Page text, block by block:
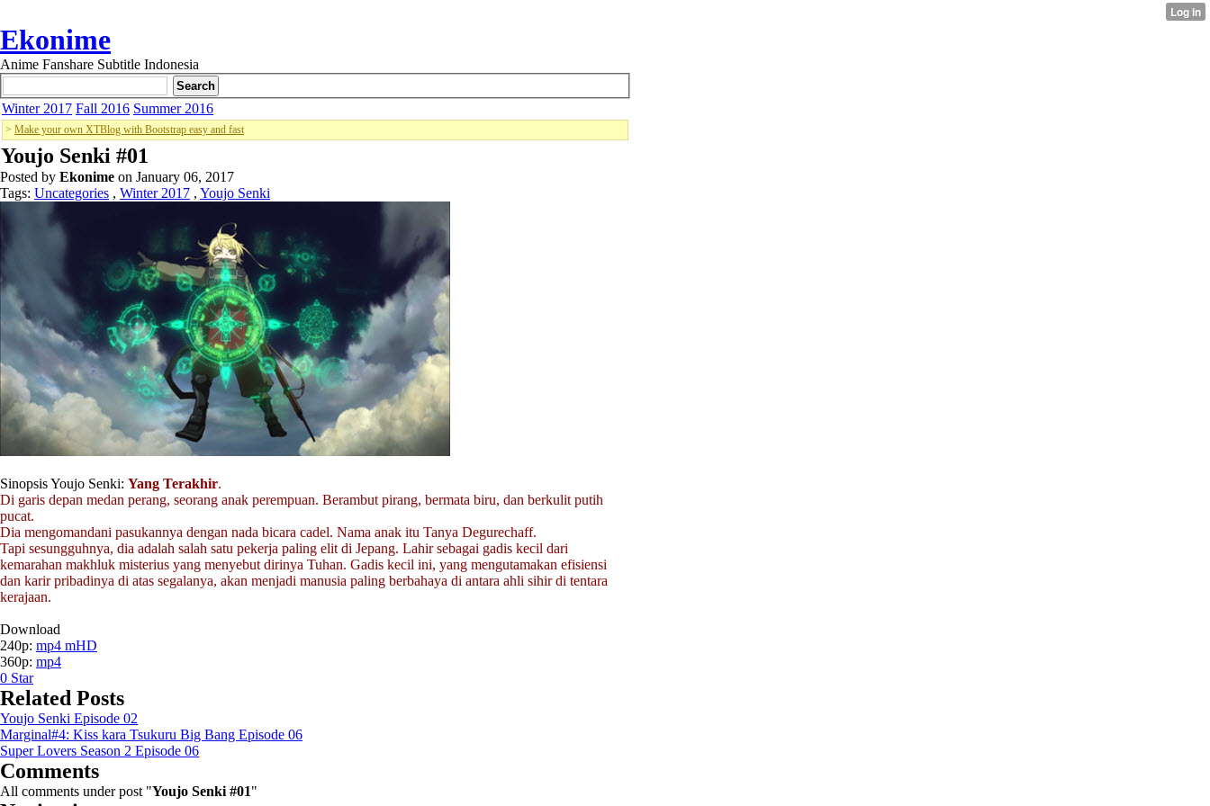
Ekonime
Anime Fanshare Subtitle Indonesia
Winter 2017 Fall 2016 Summer 2016
> Make your own XTBlog with Bootstrap easy and fast
Youjo Senki #01
Posted by Ekonime on January 06, 2017
Tags: Uncategories , Winter 2017 , Youjo Senki
Sinopsis Youjo Senki: Yang Terakhir.
Di garis depan medan perang, seorang anak perempuan. Berambut pirang, bermata biru, dan berkulit putih
pucat.
Dia mengomandani pasukannya dengan nada bicara cadel. Nama anak itu Tanya Degurechaff.
Tapi sesungguhnya, dia adalah salah satu pekerja paling elit di Jepang. Lahir sebagai gadis kecil dari
kemarahan makhluk misterius yang menyebut dirinya Tuhan. Gadis kecil ini, yang mengutamakan efisiensi
dan karir pribadinya di atas segalanya, akan menjadi manusia paling berbahaya di antara ahli sihir di tentara
kerajaan.
Download
240p: mp4 mHD
360p: mp4
0 Star
Related Posts
Youjo Senki Episode 02
Marginal#4: Kiss kara Tsukuru Big Bang Episode 06
Super Lovers Season 2 Episode 06
Comments
All comments under post "Youjo Senki #01"